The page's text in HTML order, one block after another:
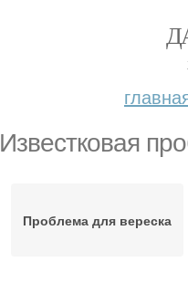
Известковая
Проблема для вереска